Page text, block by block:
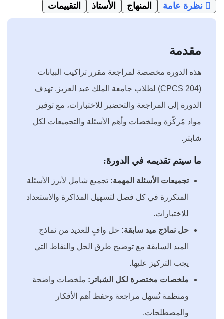
نظرة عامة المنهاج الأستاذ التقييمات
مقدمة
هذه الدورة مخصصة لمراجعة مقرر تراكيب البيانات
(CPCS 204) لطلاب جامعة الملك عبد العزيز. تهدف
الدورة إلى المراجعة والتحضير للاختبارات، مع توفير
مواد مُركّزة وملخصات وأهم الأسئلة والتجميعات لكل
شابتر.
ما سيتم تقديمه في الدورة:
تجميعات الأسئلة المهمة: تجميع شامل لأبرز الأسئلة
المتكررة في كل فصل لتسهيل المذاكرة والاستعداد
للاختبارات.
حل نماذج ميد سابقة: حل وافٍ للعديد من نماذج
الميد السابقة مع توضيح طرق الحل والنقاط التي
يجب التركيز عليها.
ملخصات مختصرة لكل الشباتر: ملخصات واضحة
ومنظمة تُسهل مراجعة وحفظ أهم الأفكار
والمصطلحات.